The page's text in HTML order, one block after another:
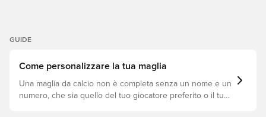
GUIDE
Come personalizzare la tua maglia
Una maglia da calcio non è completa senza un nome e un
numero, che sia quello del tuo giocatore preferito o il tuo.